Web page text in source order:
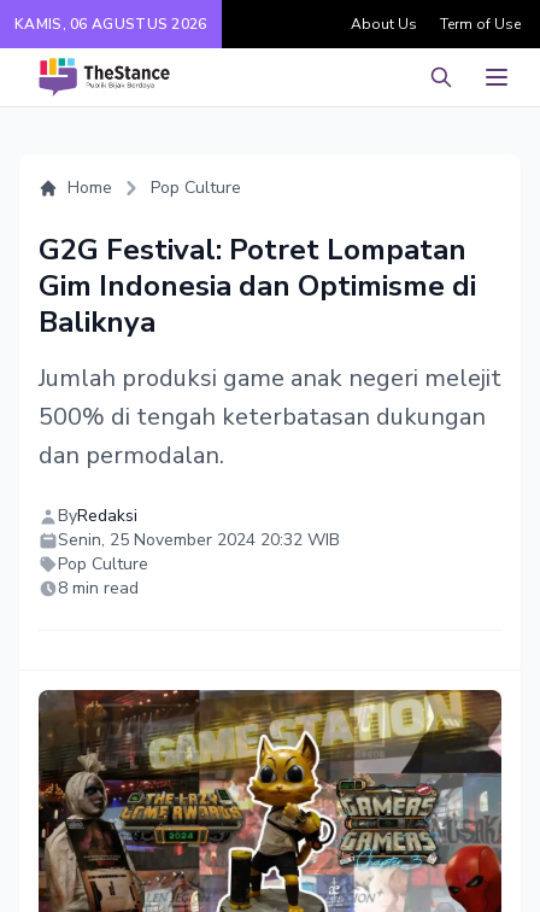
KAMIS, 06 AGUSTUS 2026 About Us Term of Use
Pencarian
Home Pop Culture
G2G Festival: Potret Lompatan
Gim Indonesia dan Optimisme di
Baliknya
Jumlah produksi game anak negeri melejit
500% di tengah keterbatasan dukungan
dan permodalan.
ByRedaksi
Senin, 25 November 2024 20:32 WIB
Pop Culture
8 min read